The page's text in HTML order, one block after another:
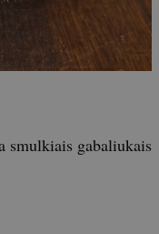
smulkiais gabaliukais